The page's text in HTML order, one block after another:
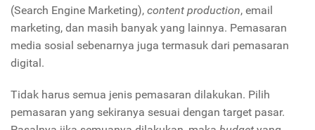
(Search Engine Marketing), content production, email
marketing, dan masih banyak yang lainnya. Pemasaran
media sosial sebenarnya juga termasuk dari pemasaran
digital.
Tidak harus semua jenis pemasaran dilakukan. Pilih
pemasaran yang sekiranya sesuai dengan target pasar.